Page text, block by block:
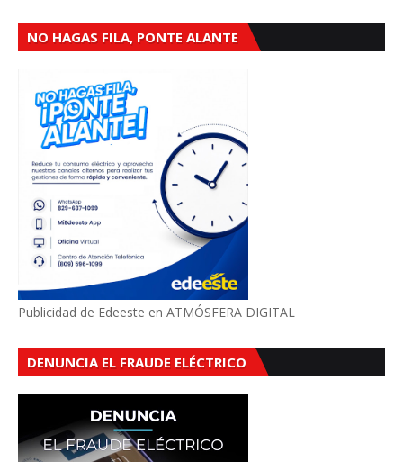
NO HAGAS FILA, PONTE ALANTE
Publicidad de Edeeste en ATMÓSFERA DIGITAL
DENUNCIA EL FRAUDE ELÉCTRICO